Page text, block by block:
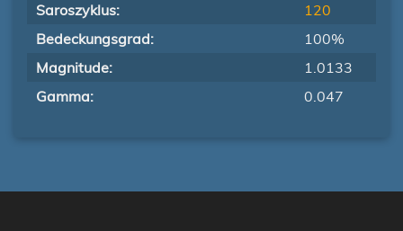
Saroszyklus:
120
Bedeckungsgrad:
100%
Magnitude:
1.0133
Gamma:
0.047